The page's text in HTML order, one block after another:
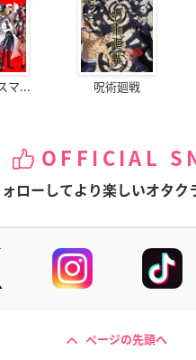
マ... 呪術廻戦
OFFICIAL
ォローしてより楽しいオタク
ページの先頭へ